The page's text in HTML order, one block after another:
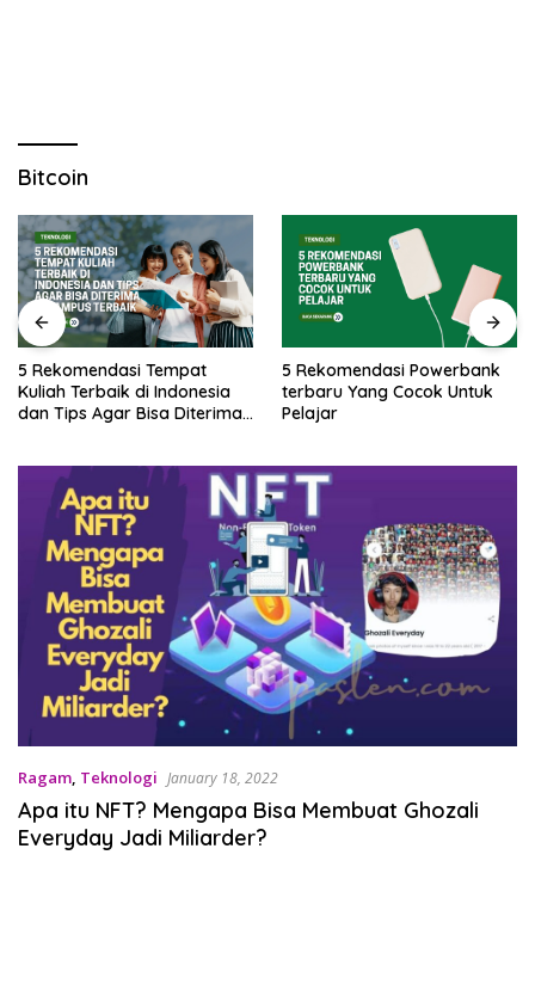
Bitcoin
5 Rekomendasi Tempat
Kuliah Terbaik di Indonesia
dan Tips Agar Bisa Diterima
5 Rekomendasi Powerbank
terbaru Yang Cocok Untuk
Pelajar
Ragam, Teknologi January 18, 2022
Apa itu NFT? Mengapa Bisa Membuat Ghozali
Everyday Jadi Miliarder?